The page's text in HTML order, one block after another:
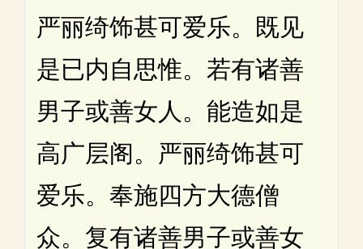
严丽绮饰甚可爱乐。既见
是已内自思惟。若有诸善
男子或善女人。能造如是
高广层阁。严丽绮饰甚可
爱乐。奉施四方大德僧
众。复有诸善男子或善女